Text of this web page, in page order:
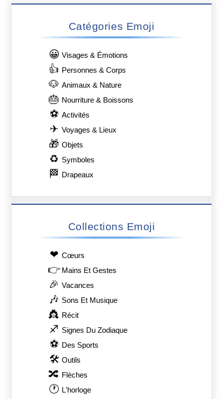
Catégories Emoji
😀 Visages & Émotions
👍 Personnes & Corps
🐶 Animaux & Nature
🎂 Nourriture & Boissons
⚽ Activités
✈ Voyages & Lieux
🎁 Objets
♻ Symboles
🏁 Drapeaux
Collections Emoji
❤ Сœurs
👉 Mains Et Gestes
🎉 Vacances
🎶 Sons Et Musique
👸 Récit
♐ Signes Du Zodiaque
⚽ Des Sports
🛠 Outils
🔀 Flèches
🕐 L'horloge